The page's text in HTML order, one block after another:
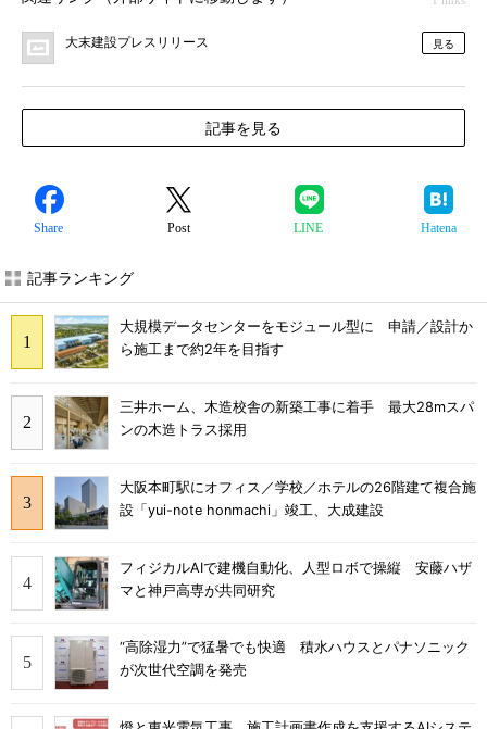
大末建設プレスリリース 見る
記事を見る
Share Post LINE Hatena
記事ランキング
大規模データセンターをモジュール型に 申請／設計か
ら施工まで約2年を目指す
三井ホーム、木造校舎の新築工事に着手 最大28mスパ
ンの木造トラス採用
大阪本町駅にオフィス／学校／ホテルの26階建て複合施
設「yui-note honmachi」竣工、大成建設
フィジカルAIで建機自動化、人型ロボで操縦 安藤ハザ
マと神戸高専が共同研究
“高除湿力”で猛暑でも快適 積水ハウスとパナソニック
が次世代空調を発売